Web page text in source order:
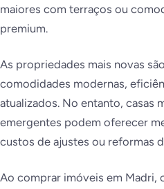
maiores com terraços ou
premium.
As propriedades mais novas
comodidades modernas,
atualizados. No entanto, casas
emergentes podem oferecer
custos de ajustes ou reformas
Ao comprar imóveis em Madri,